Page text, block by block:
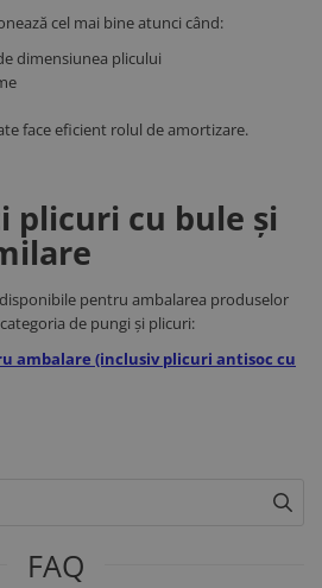
cel mai bine atunci când:
dimensiunea plicului
face eficient rolul de amortizare.
plicuri cu bule și
pentru ambalarea produselor
de pungi și plicuri:
ambalare (inclusiv plicuri antisoc cu
FAQ